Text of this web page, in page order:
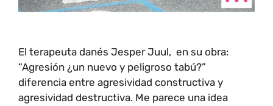
El terapeuta danés Jesper Juul, en su obra:
“Agresión ¿un nuevo y peligroso tabú?”
diferencia entre agresividad constructiva y
agresividad destructiva. Me parece una idea